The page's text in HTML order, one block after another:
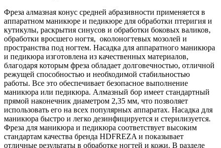
Фреза алмазная конус средней абразивности применяется в
аппаратном маникюре и педикюре для обработки птеригия и
кутикулы, раскрытия синусов и обработки боковых валиков,
обработки вросшего ногтя, околоногтевых мозолей и
пространства под ногтем. ​Насадка для аппаратного маникюра
и педикюра изготовлена из качественных материалов,
благодаря которым фреза обладает долговечностью, отличной
режущей способностью и необходимой стабильностью
работы. Все это обеспечивает безопасное выполнение
маникюра или педикюра. Алмазный бор имеет стандартный
прямой наконечник диаметром 2,35 мм, что позволяет
использовать его на всех популярных аппаратах. Насадка для
маникюра быстро и легко дезинфицируется и стерилизуется.
Фреза для маникюра и педикюра соответствует высоким
стандартам качества бренда HDFREZA и показывает
отличные результаты в обработке ногтей и кожи. В разделе